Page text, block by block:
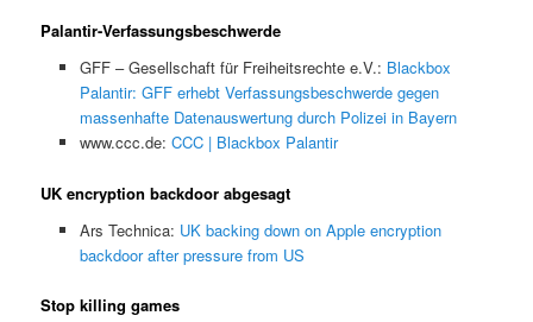
Palantir-Verfassungsbeschwerde
GFF – Gesellschaft für Freiheitsrechte e.V.: Blackbox
Palantir: GFF erhebt Verfassungsbeschwerde gegen
massenhafte Datenauswertung durch Polizei in Bayern
www.ccc.de: CCC | Blackbox Palantir
UK encryption backdoor abgesagt
Ars Technica: UK backing down on Apple encryption
backdoor after pressure from US
Stop killing games